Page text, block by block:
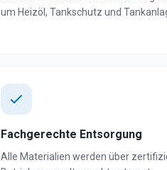
um Heizöl, Tankschutz und
Fachgerechte Entsorgung
Alle Materialien werden über